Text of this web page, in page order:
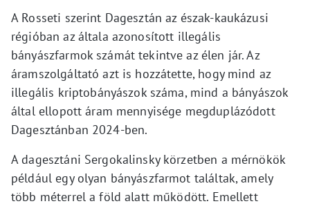
A Rosseti szerint Dagesztán az észak-kaukázusi
régióban az általa azonosított illegális
bányászfarmok számát tekintve az élen jár. Az
áramszolgáltató azt is hozzátette, hogy mind az
illegális kriptobányászok száma, mind a bányászok
által ellopott áram mennyisége megduplázódott
Dagesztánban 2024-ben.
A dagesztáni Sergokalinsky körzetben a mérnökök
például egy olyan bányászfarmot találtak, amely
több méterrel a föld alatt működött. Emellett